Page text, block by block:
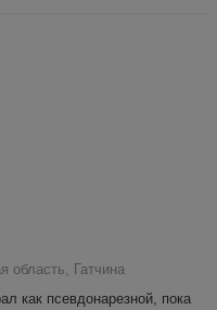
область, Гатчина
как псевдонарезной, пока